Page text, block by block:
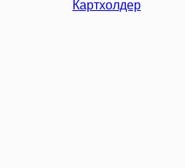
Картхолдер